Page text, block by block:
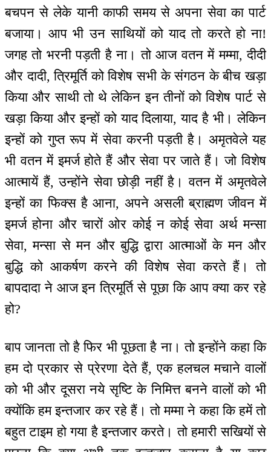
बचपन से लेके यानी काफी समय से अपना सेवा का पार्ट
बजाया। आप भी उन साथियों को याद तो करते हो ना!
जगह तो भरनी पड़ती है ना। तो आज वतन में मम्मा, दीदी
और दादी, त्रिमूर्ति को विशेष सभी के संगठन के बीच खड़ा
किया और साथी तो थे लेकिन इन तीनों को विशेष पार्ट से
खड़ा किया और इन्हों को याद दिलाया, याद है भी। लेकिन
इन्हों को गुप्त रूप में सेवा करनी पड़ती है। अमृतवेले यह
भी वतन में इमर्ज होते हैं और सेवा पर जाते हैं। जो विशेष
आत्मायें हैं, उन्होंने सेवा छोड़ी नहीं है। वतन में अमृतवेले
इन्हों का फिक्स है आना, अपने असली ब्राह्मण जीवन में
इमर्ज होना और चारों ओर कोई न कोई सेवा अर्थ मन्सा
सेवा, मन्सा से मन और बुद्धि द्वारा आत्माओं के मन और
बुद्धि को आकर्षण करने की विशेष सेवा करते हैं। तो
बापदादा ने आज इन त्रिमूर्ति से पूछा कि आप क्या कर रहे
हो?
बाप जानता तो है फिर भी पूछता है ना। तो इन्होंने कहा कि
हम दो प्रकार से प्रेरणा देते हैं, एक हलचल मचाने वालों
को भी और दूसरा नये सृष्टि के निमित्त बनने वालों को भी
क्योंकि हम इन्तजार कर रहे हैं। तो मम्मा ने कहा कि हमें तो
बहुत टाइम हो गया है इन्तजार करते। तो हमारी सखियों से